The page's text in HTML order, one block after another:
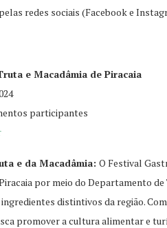
redes sociais (Facebook e
e Macadâmia de Piracaia
participantes
e da Macadâmia: O Festival
por meio do Departamento
distintivos da região.
promover a cultura alimentar e